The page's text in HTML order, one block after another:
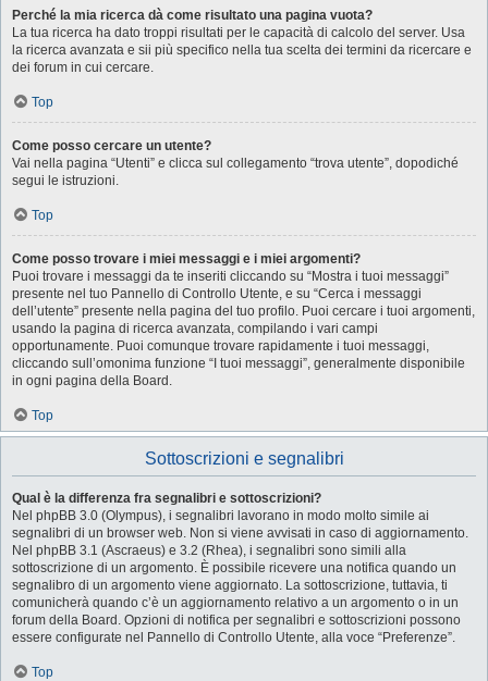
Perché la mia ricerca dà come risultato una pagina vuota?
La tua ricerca ha dato troppi risultati per le capacità di calcolo del server. Usa
la ricerca avanzata e sii più specifico nella tua scelta dei termini da ricercare e
dei forum in cui cercare.
Top
Come posso cercare un utente?
Vai nella pagina “Utenti” e clicca sul collegamento “trova utente”, dopodiché
segui le istruzioni.
Top
Come posso trovare i miei messaggi e i miei argomenti?
Puoi trovare i messaggi da te inseriti cliccando su “Mostra i tuoi messaggi”
presente nel tuo Pannello di Controllo Utente, e su “Cerca i messaggi
dell’utente” presente nella pagina del tuo profilo. Puoi cercare i tuoi argomenti,
usando la pagina di ricerca avanzata, compilando i vari campi
opportunamente. Puoi comunque trovare rapidamente i tuoi messaggi,
cliccando sull’omonima funzione “I tuoi messaggi”, generalmente disponibile
in ogni pagina della Board.
Top
Sottoscrizioni e segnalibri
Qual è la differenza fra segnalibri e sottoscrizioni?
Nel phpBB 3.0 (Olympus), i segnalibri lavorano in modo molto simile ai
segnalibri di un browser web. Non si viene avvisati in caso di aggiornamento.
Nel phpBB 3.1 (Ascraeus) e 3.2 (Rhea), i segnalibri sono simili alla
sottoscrizione di un argomento. È possibile ricevere una notifica quando un
segnalibro di un argomento viene aggiornato. La sottoscrizione, tuttavia, ti
comunicherà quando c’è un aggiornamento relativo a un argomento o in un
forum della Board. Opzioni di notifica per segnalibri e sottoscrizioni possono
essere configurate nel Pannello di Controllo Utente, alla voce “Preferenze”.
Top